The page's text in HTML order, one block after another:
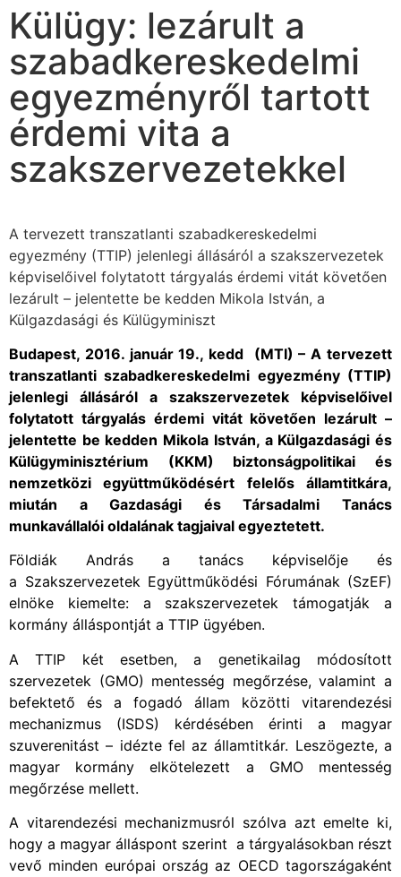
Külügy: lezárult a
szabadkereskedelmi
egyezményről tartott
érdemi vita a
szakszervezetekkel
A tervezett transzatlanti szabadkereskedelmi
egyezmény (TTIP) jelenlegi állásáról a szakszervezetek
képviselőivel folytatott tárgyalás érdemi vitát követően
lezárult – jelentette be kedden Mikola István, a
Külgazdasági és Külügyminiszt
Budapest, 2016. január 19., kedd (MTI) – A tervezett
transzatlanti szabadkereskedelmi egyezmény (TTIP)
jelenlegi állásáról a szakszervezetek képviselőivel
folytatott tárgyalás érdemi vitát követően lezárult –
jelentette be kedden Mikola István, a Külgazdasági és
Külügyminisztérium (KKM) biztonságpolitikai és
nemzetközi együttműködésért felelős államtitkára,
miután a Gazdasági és Társadalmi Tanács
munkavállalói oldalának tagjaival egyeztetett.
Földiák András a tanács képviselője és
a Szakszervezetek Együttműködési Fórumának (SzEF)
elnöke kiemelte: a szakszervezetek támogatják a
kormány álláspontját a TTIP ügyében.
A TTIP két esetben, a genetikailag módosított
szervezetek (GMO) mentesség megőrzése, valamint a
befektető és a fogadó állam közötti vitarendezési
mechanizmus (ISDS) kérdésében érinti a magyar
szuverenitást – idézte fel az államtitkár. Leszögezte, a
magyar kormány elkötelezett a GMO mentesség
megőrzése mellett.
A vitarendezési mechanizmusról szólva azt emelte ki,
hogy a magyar álláspont szerint a tárgyalásokban részt
vevő minden európai ország az OECD tagországaként